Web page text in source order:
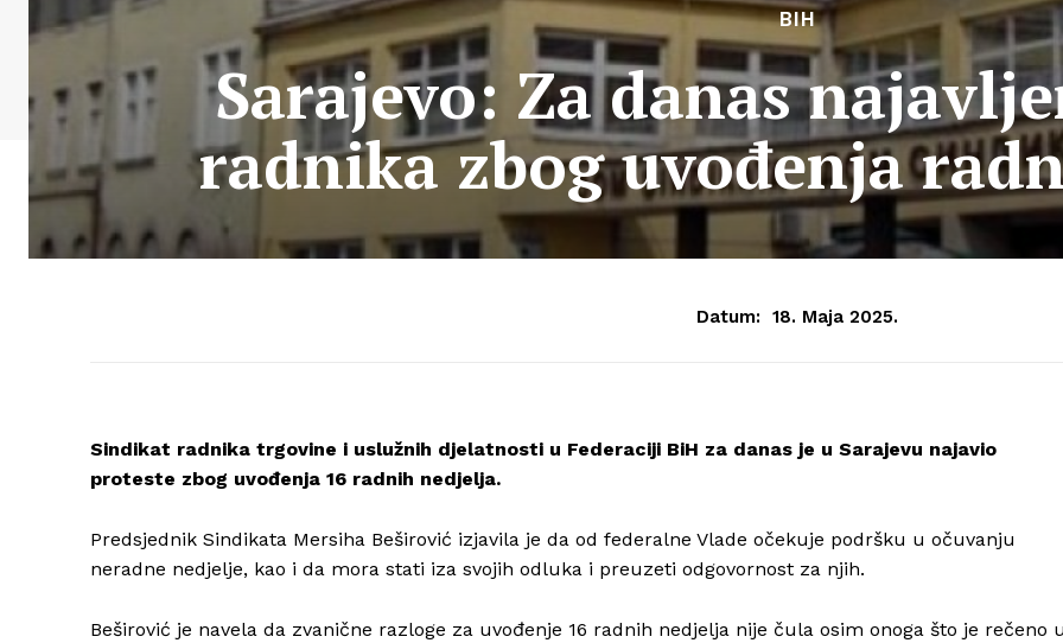
BIH
Sarajevo: Za danas
radnika zbog uvođenja
Datum: 18. Maja 2025.
Sindikat radnika trgovine i uslužnih djelatnosti u Federaciji BiH za danas je u Sarajevu najavio
proteste zbog uvođenja 16 radnih nedjelja.
Predsjednik Sindikata Mersiha Beširović izjavila je da od federalne Vlade očekuje podršku u očuvanju
neradne nedjelje, kao i da mora stati iza svojih odluka i preuzeti odgovornost za njih.
Beširović je navela da zvanične razloge za uvođenje 16 radnih nedjelja nije čula osim onoga što je rečeno